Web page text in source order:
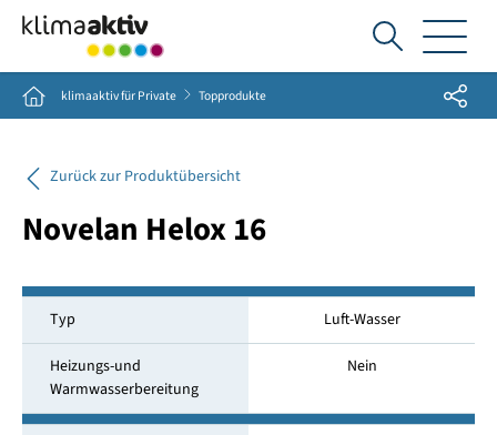
Ich
suche...
Home klimaaktiv für Private Topprodukte Share
Zurück zur Produktübersicht
Novelan Helox 16
Typ Luft-Wasser
Heizungs-und
Warmwasserbereitung
Nein